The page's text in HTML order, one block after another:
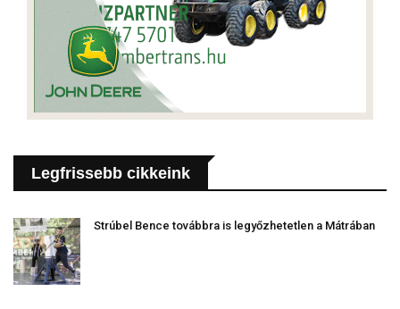
Legfrissebb cikkeink
Strúbel Bence továbbra is legyőzhetetlen a Mátrában